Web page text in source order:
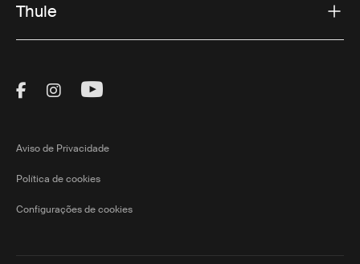
Thule
Visit Thule on Facebook (external link)
Visit Thule on Instagram (external link)
Visit Thule on Youtube (external
Aviso de Privacidade
Política de cookies
Configurações de cookies